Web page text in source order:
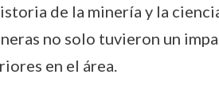
de la minería y la
no solo tuvieron un
en el área.